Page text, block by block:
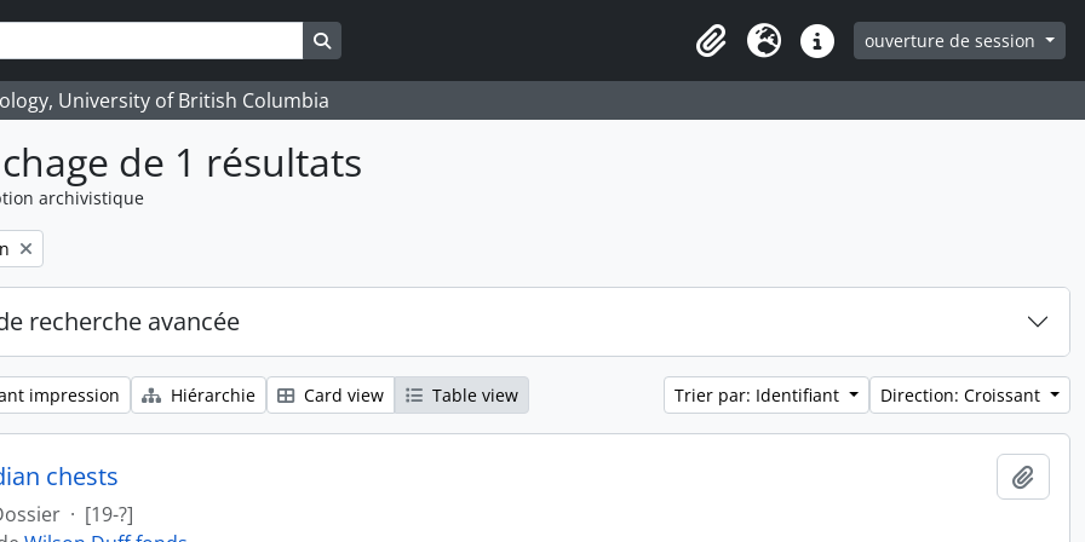
Search in browse page
ClipboardLangueLiens rapidesouverture de session
University of British Columbia
de 1 résultats
archivistique
recherche avancée
impression Hiérarchie Card view Table view Trier par: Identifiant Direction: Croissant
chests
· [19-?]